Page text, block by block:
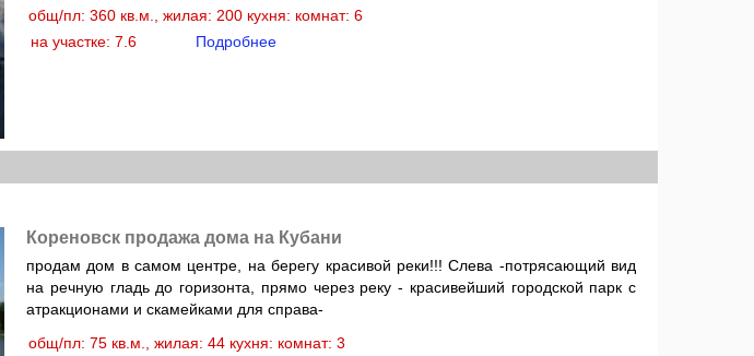
общ/пл: 360 кв.м., жилая: 200 кухня: комнат: 6
на участке: 7.6
Подробнее
Кореновск продажа дома на Кубани
продам дом в самом центре, на берегу красивой реки!!! Слева -потрясающий вид
на речную гладь до горизонта, прямо через реку - красивейший городской парк с
атракционами и скамейками для справа-
общ/пл: 75 кв.м., жилая: 44 кухня: комнат: 3